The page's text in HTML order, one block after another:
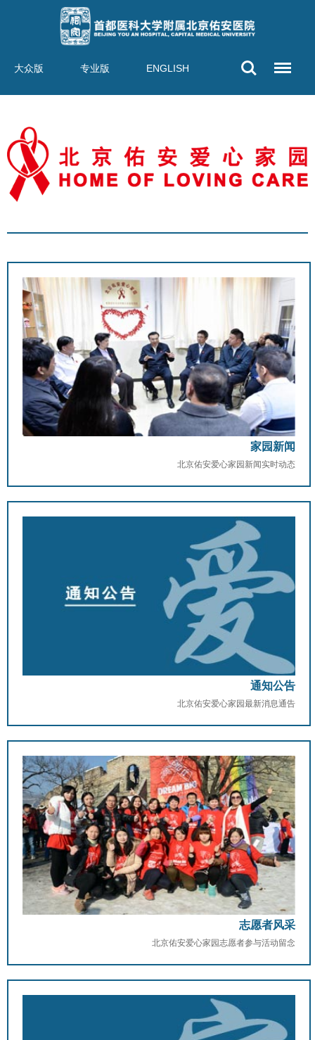
大众版 专业版 ENGLISH
家园新闻
北京佑安爱心家园新闻实时动态
通知公告
北京佑安爱心家园最新消息通告
志愿者风采
北京佑安爱心家园志愿者参与活动留念